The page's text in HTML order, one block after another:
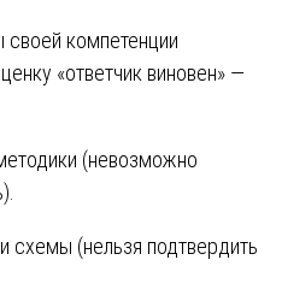
компетенции
«ответчик виновен» —
(невозможно
схемы (нельзя подтвердить